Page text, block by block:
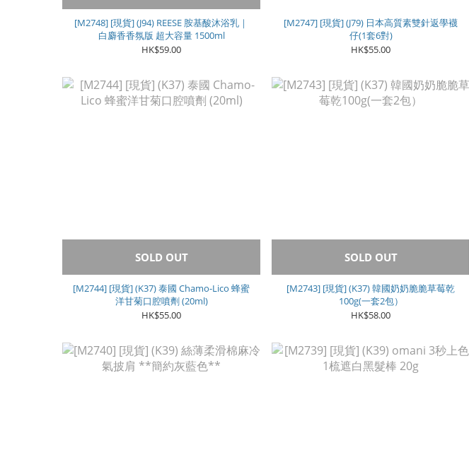
[M2748] [現貨] (J94) REESE 胺基酸沐浴乳｜
白麝香香氛版 超大容量 1500ml
HK$59.00
[M2747] [現貨] (J79) 日本高質素雙針返學襪
仔(1套6對)
HK$55.00
SOLD OUT
[M2744] [現貨] (K37) 泰國 Chamo-Lico 蜂蜜
洋甘菊口腔噴劑 (20ml)
HK$55.00
SOLD OUT
[M2743] [現貨] (K37) 韓國奶奶脆脆草莓乾
100g(一套2包）
HK$58.00